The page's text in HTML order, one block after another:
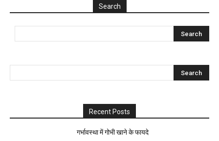
Search
Recent Posts
गर्भावस्था में गोभी खाने के फायदे